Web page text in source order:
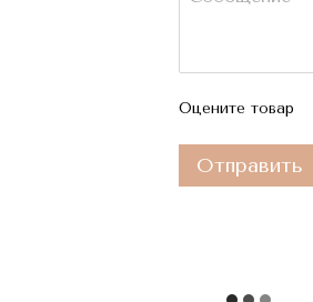
Оцените товар
Отправить